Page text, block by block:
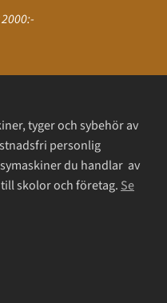
tyger och sybehör av
personlig
du handlar av
skolor och företag. Se